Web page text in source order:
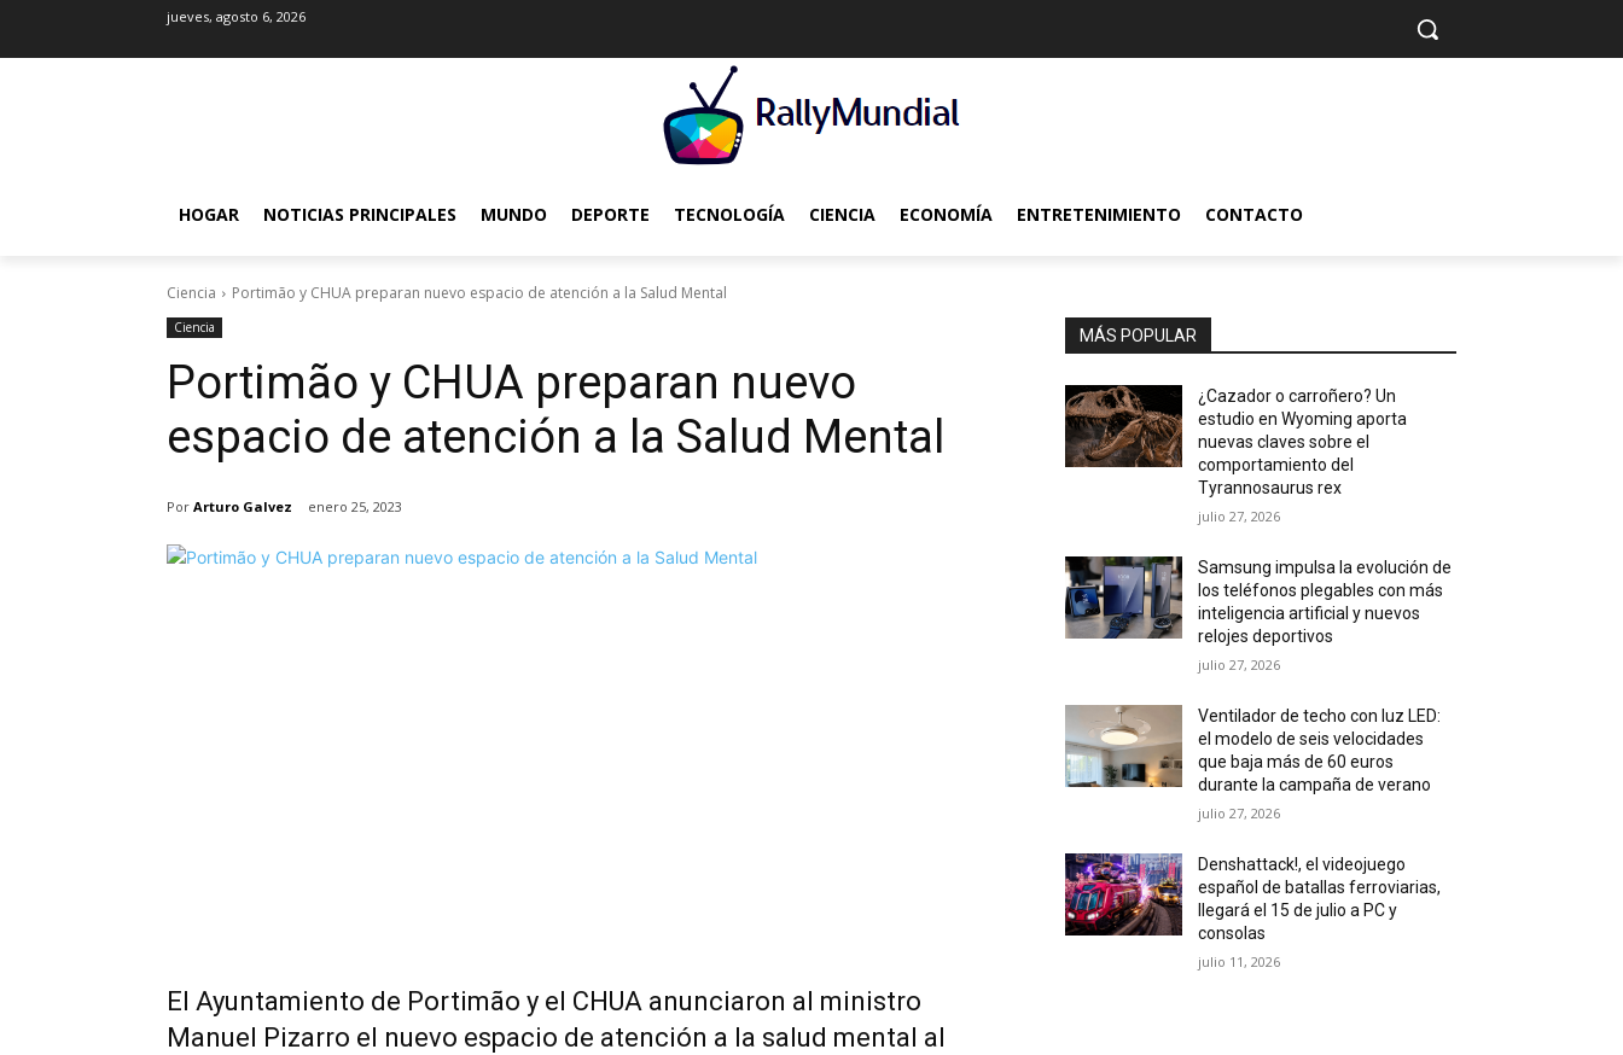
jueves, agosto 6, 2026
HOGAR NOTICIAS PRINCIPALES MUNDO DEPORTE TECNOLOGÍA CIENCIA ECONOMÍA ENTRETENIMIENTO CONTACTO
Ciencia Portimão y CHUA preparan nuevo espacio de atención a la Salud Mental
Ciencia
Portimão y CHUA preparan nuevo
espacio de atención a la Salud Mental
Por Arturo Galvez enero 25, 2023
El Ayuntamiento de Portimão y el CHUA anunciaron al ministro
Manuel Pizarro el nuevo espacio de atención a la salud mental al
MÁS POPULAR
¿Cazador o carroñero? Un
estudio en Wyoming aporta
nuevas claves sobre el
comportamiento del
Tyrannosaurus rex
julio 27, 2026
Samsung impulsa la evolución de
los teléfonos plegables con más
inteligencia artificial y nuevos
relojes deportivos
julio 27, 2026
Ventilador de techo con luz LED:
el modelo de seis velocidades
que baja más de 60 euros
durante la campaña de verano
julio 27, 2026
Denshattack!, el videojuego
español de batallas ferroviarias,
llegará el 15 de julio a PC y
consolas
julio 11, 2026